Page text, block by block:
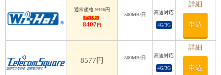
通常価格 9346円
10%OFF
8407 円
500MB/日 高速対応
4G/3G
詳細
申込
8577円 500MB/日 高速対応
4G/3G
詳細
申込